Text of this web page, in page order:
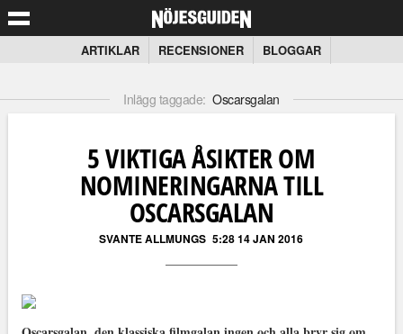
ARTIKLAR RECENSIONER BLOGGAR
Inlägg taggade: Oscarsgalan
5 VIKTIGA ÅSIKTER OM
NOMINERINGARNA TILL
OSCARSGALAN
SVANTE ALLMUNGS 5:28 14 JAN 2016